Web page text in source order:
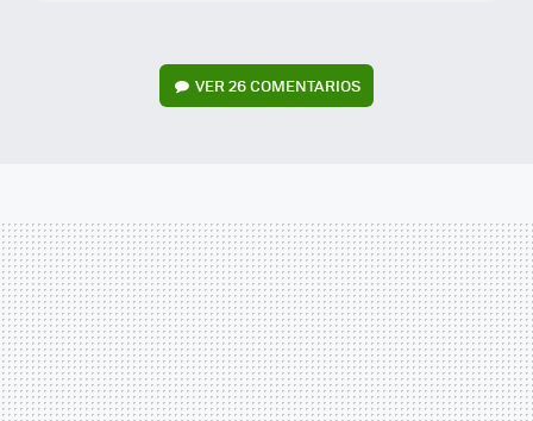
VER26 COMENTARIOS